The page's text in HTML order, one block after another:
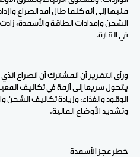
منبها إلى أنه كلما طال أمد الصراع
الشحن وإمدادات الطاقة والأسمدة،
في القارة.
ورأى التقرير أن المشترك أن الصراع
يتحول سريعا إلى أزمة في تكاليف
الوقود والغذاء، وزيادة تكاليف
وتشديد الأوضاع المالية.
خطر عجز الأسمدة